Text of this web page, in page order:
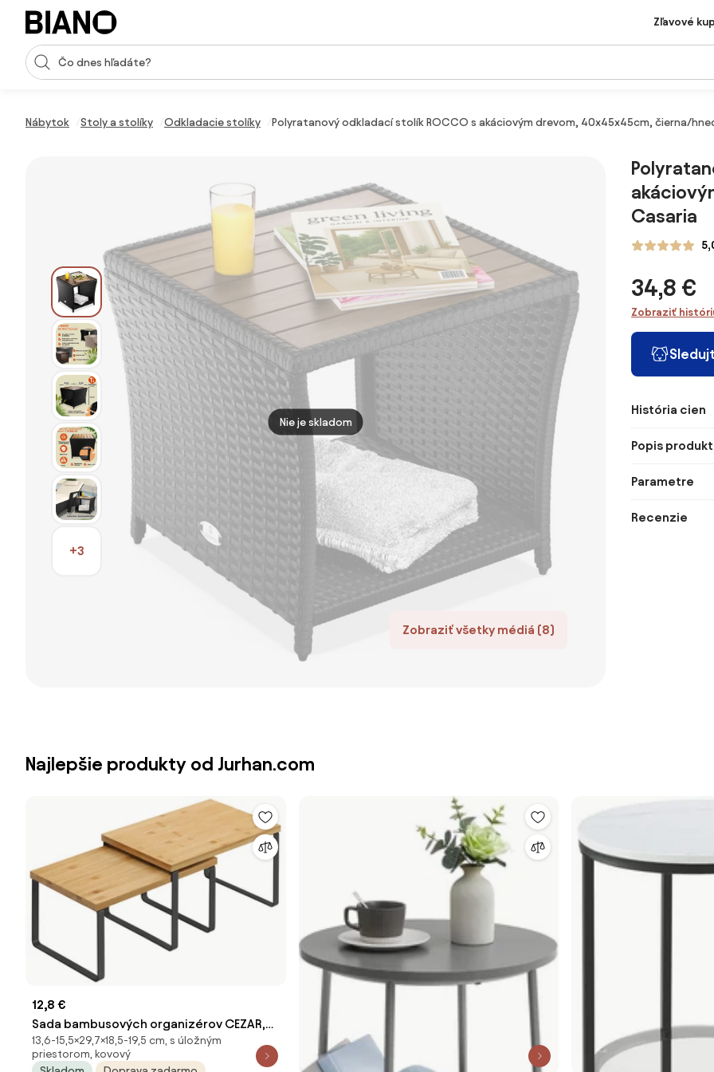
Preskočiť navigáciu, prejsť na obsah
Vstup pre vyhľadávanie
Zľavové
Nábytok Stoly a stolíky Odkladacie stolíky Polyratanový odkladací stolík ROCCO s akáciovým drevom, 40x45x45cm, čierna/
+3
Zobraziť všetky médiá (8)
Nie je skladom
Casaria
34,8 €
Zobraziť
História cien
Popis
Parametre
Recenzie
Najlepšie produkty od Jurhan.com
12,8 €
Sada bambusových organizérov CEZAR,
2ks, hnedá/čierna SongmicsHome
13,6-15,5×29,7×18,5-19,5 cm, s úložným
priestorom, kovový